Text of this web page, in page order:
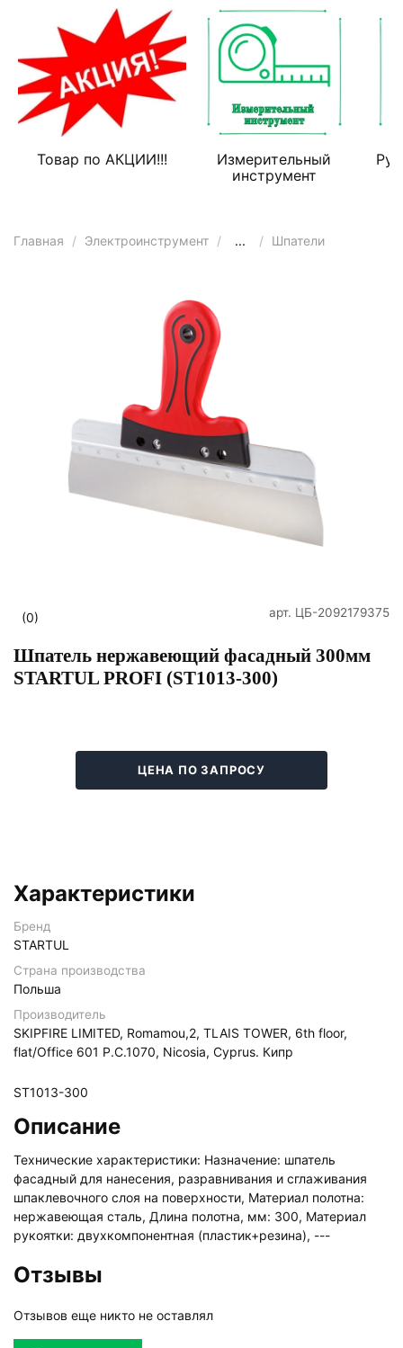
Товар по АКЦИИ!!!
Измерительный
инструмент
Главная Электроинструмент ... Шпатели
(0) арт. ЦБ-2092179375
Шпатель нержавеющий фасадный 300мм
STARTUL PROFI (ST1013-300)
ЦЕНА ПО ЗАПРОСУ
Характеристики
Бренд
STARTUL
Страна производства
Польша
Производитель
SKIPFIRE LIMITED, Romamou,2, TLAIS TOWER, 6th floor,
flat/Office 601 P.C.1070, Nicosia, Cyprus. Кипр
ST1013-300
Описание
Технические характеристики: Назначение: шпатель
фасадный для нанесения, разравнивания и сглаживания
шпаклевочного слоя на поверхности, Материал полотна:
нержавеющая сталь, Длина полотна, мм: 300, Материал
рукоятки: двухкомпонентная (пластик+резина), ---
Отзывы
Отзывов еще никто не оставлял